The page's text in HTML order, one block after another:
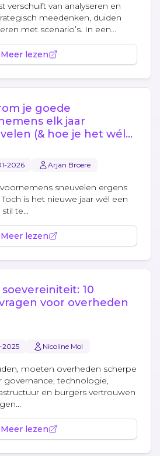
verschuift van analyseren en
meedenken, duiden
met scenario’s. In een...
Meer lezen
je goede
elk jaar
(& hoe je het wél
2026 Arjan Broere
sneuvelen ergens
is het nieuwe jaar wél een
te...
Meer lezen
soevereiniteit: 10
voor overheden
2025 Nicoline Mol
moeten overheden scherpe
governance, technologie,
en burgers vertrouwen
Meer lezen